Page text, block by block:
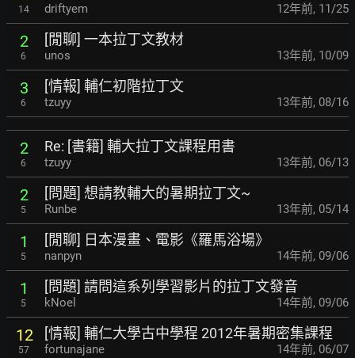
14 driftyem 12年前, 11/25
2
6
[閒聊] 一本拉丁文教材
unos 13年前, 10/09
3
6
[情報] 輔仁初階拉丁文
tzuyy 13年前, 08/16
2
6
Re: [書籍] 輔大拉丁文課程用書
tzuyy 13年前, 06/13
2
5
[問題] 想請教輔大的暑期拉丁文~
Runbe 13年前, 05/14
1
5
[閒聊] 日本漫畫、電影《羅馬浴場》
nanpyn 14年前, 09/06
1
5
[問題] 請問這系列學習影片的拉丁文發音
kNoel 14年前, 09/06
12
57
[情報] 輔仁大學古中學程 2012年暑期密集課程
fortunajane 14年前, 06/07